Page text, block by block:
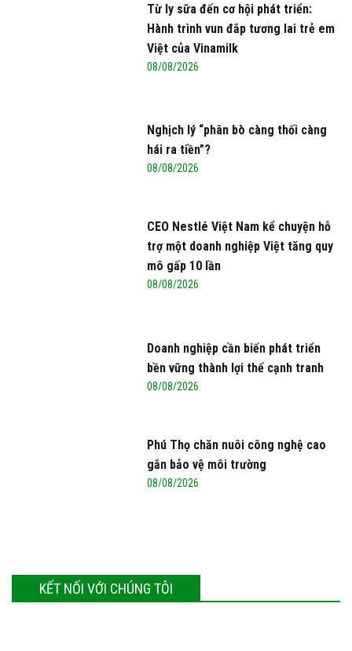
Từ ly sữa đến cơ hội phát triển:
Hành trình vun đắp tương lai trẻ em
Việt của Vinamilk
08/08/2026
Nghịch lý “phân bò càng thối càng
hái ra tiền”?
08/08/2026
CEO Nestlé Việt Nam kể chuyện hỗ
trợ một doanh nghiệp Việt tăng quy
mô gấp 10 lần
08/08/2026
Doanh nghiệp cần biến phát triển
bền vững thành lợi thế cạnh tranh
08/08/2026
Phú Thọ chăn nuôi công nghệ cao
gắn bảo vệ môi trường
08/08/2026
KẾT NỐI VỚI CHÚNG TÔI